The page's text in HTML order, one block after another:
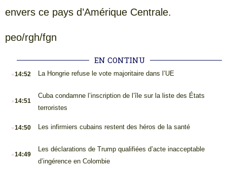
envers ce pays d’Amérique Centrale.
peo/rgh/fgn
EN CONTINU
.14:52 La Hongrie refuse le vote majoritaire dans l’UE
.14:51
Cuba condamne l’inscription de l’île sur la liste des États
terroristes
.14:50 Les infirmiers cubains restent des héros de la santé
.14:49
Les déclarations de Trump qualifiées d’acte inacceptable
d’ingérence en Colombie